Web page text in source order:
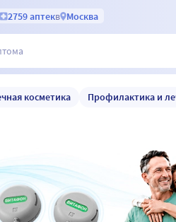
2759 аптекв Москва
косметика Профилактика и